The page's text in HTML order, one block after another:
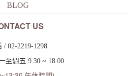
BLOG
US
/ 02-2219-1298
至週五 9:30 ~ 18:00